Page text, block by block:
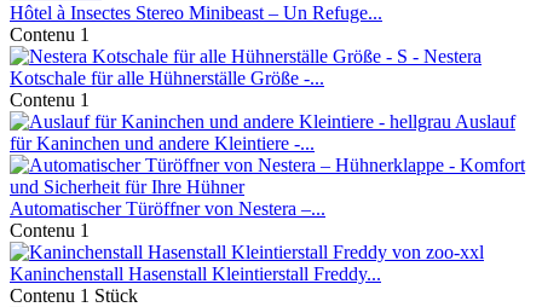
Hôtel à Insectes Stereo Minibeast – Un Refuge...
Contenu 1
Nestera
Kotschale für alle Hühnerställe Größe -...
Contenu 1
Auslauf
für Kaninchen und andere Kleintiere -...
Automatischer Türöffner von Nestera –...
Contenu 1
Kaninchenstall Hasenstall Kleintierstall Freddy...
Contenu 1 Stück